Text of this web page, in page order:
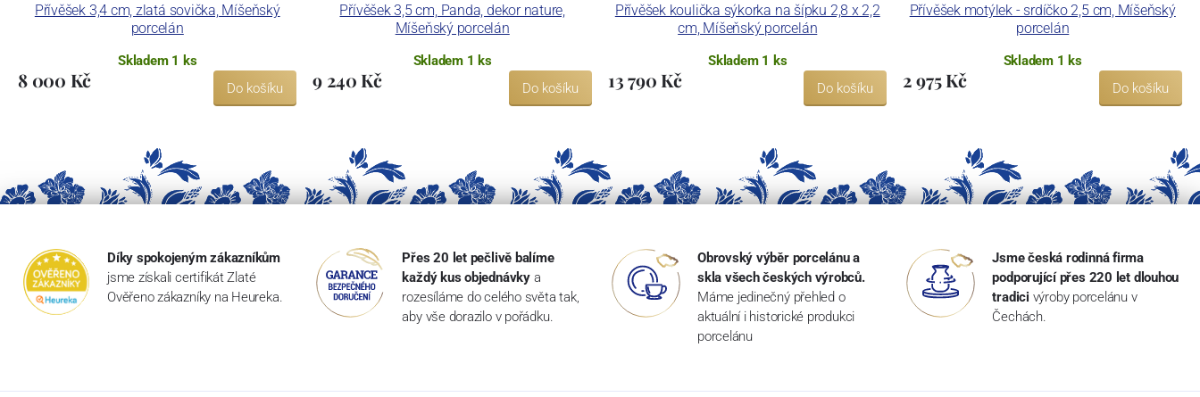
Přívěšek 3,4 cm, zlatá sovička, Míšeňský
porcelán
Skladem 1 ks
8 000 Kč Do košíku
Přívěšek 3,5 cm, Panda, dekor nature,
Míšeňský porcelán
Skladem 1 ks
9 240 Kč Do košíku
Přívěšek koulička sýkorka na šípku 2,8 x 2,2
cm, Míšeňský porcelán
Skladem 1 ks
13 790 Kč Do košíku
Přívěšek motýlek - srdíčko 2,5 cm, Míšeňský
porcelán
Skladem 1 ks
2 975 Kč Do košíku
Díky spokojeným zákazníkům
jsme získali certifikát Zlaté
Ověřeno zákazníky na Heureka.
Přes 20 let pečlivě balíme
každý kus objednávky a
rozesíláme do celého světa tak,
aby vše dorazilo v pořádku.
Obrovský výběr porcelánu a
skla všech českých výrobců.
Máme jedinečný přehled o
aktuální i historické produkci
porcelánu
Jsme česká rodinná firma
podporující přes 220 let dlouhou
tradici výroby porcelánu v
Čechách.